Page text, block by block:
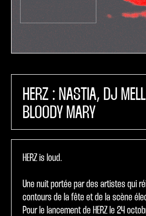
HERZ : NASTIA, DJ
BLOODY MARY
HERZ is loud.
Une nuit portée par des artistes qui
contours de la fête et de la scène
Pour le lancement de HERZ le 24